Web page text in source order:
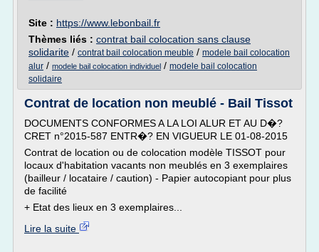
Site : https://www.lebonbail.fr
Thèmes liés : contrat bail colocation sans clause
solidarite / contrat bail colocation meuble / modele bail colocation
alur / modele bail colocation individuel / modele bail colocation
solidaire
Contrat de location non meublé - Bail Tissot
DOCUMENTS CONFORMES A LA LOI ALUR ET AU D�?
CRET n°2015-587 ENTR�? EN VIGUEUR LE 01-08-2015
Contrat de location ou de colocation modèle TISSOT pour
locaux d'habitation vacants non meublés en 3 exemplaires
(bailleur / locataire / caution) - Papier autocopiant pour plus
de facilité
+ Etat des lieux en 3 exemplaires...
Lire la suite